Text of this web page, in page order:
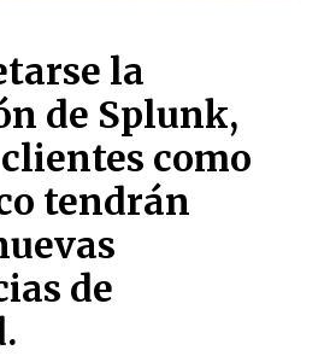
la
de Splunk,
como
tendrán
de